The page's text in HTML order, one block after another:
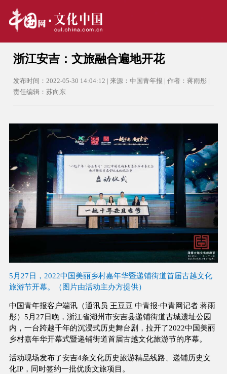
浙江安吉：文旅融合遍地开花
发布时间：2022-05-30 14:04:12 | 来源：中国青年报 | 作者：蒋雨彤 |
责任编辑：苏向东
5月27日，2022中国美丽乡村嘉年华暨递铺街道首届古越文化
旅游节开幕。（图片由活动主办方提供）
中国青年报客户端讯（通讯员 王豆豆 中青报·中青网记者 蒋雨
彤）5月27日晚，浙江省湖州市安吉县递铺街道古城遗址公园
内，一台跨越千年的沉浸式历史舞台剧，拉开了2022中国美丽
乡村嘉年华开幕式暨递铺街道首届古越文化旅游节的序幕。
活动现场发布了安吉4条文化历史旅游精品线路、递铺历史文
化IP，同时签约一批优质文旅项目。